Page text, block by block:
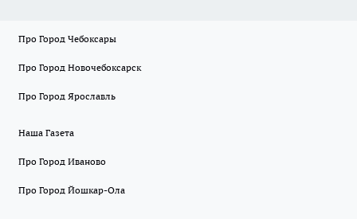
Про Город Чебоксары
Про Город Новочебоксарск
Про Город Ярославль
Наша Газета
Про Город Иваново
Про Город Йошкар-Ола